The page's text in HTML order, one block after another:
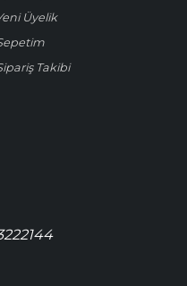
Üyelik
Takibi